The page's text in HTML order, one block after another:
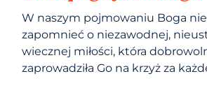
W naszym pojmowaniu Boga
zapomnieć o niezawodnej,
wiecznej miłości, która
zaprowadziła Go na krzyż za